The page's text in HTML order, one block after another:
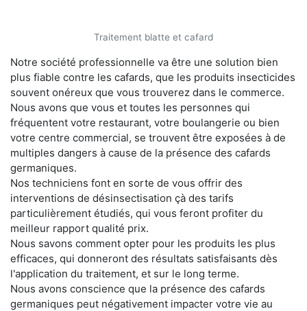
Traitement blatte et cafard
Notre société professionnelle va être une solution bien
plus fiable contre les cafards, que les produits insecticides
souvent onéreux que vous trouverez dans le commerce.
Nous avons que vous et toutes les personnes qui
fréquentent votre restaurant, votre boulangerie ou bien
votre centre commercial, se trouvent être exposées à de
multiples dangers à cause de la présence des cafards
germaniques.
Nos techniciens font en sorte de vous offrir des
interventions de désinsectisation çà des tarifs
particulièrement étudiés, qui vous feront profiter du
meilleur rapport qualité prix.
Nous savons comment opter pour les produits les plus
efficaces, qui donneront des résultats satisfaisants dès
l'application du traitement, et sur le long terme.
Nous avons conscience que la présence des cafards
germaniques peut négativement impacter votre vie au